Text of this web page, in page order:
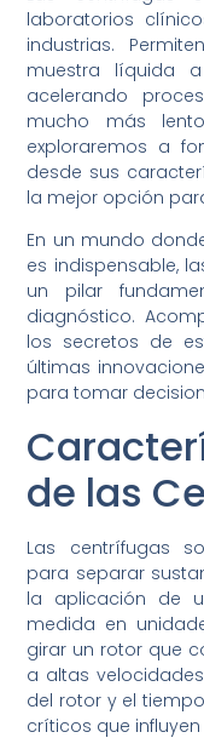
laboratorios
industrias.
muestra líquida
acelerando
mucho más
exploraremos a
desde sus
la mejor opción
En un mundo
es indispensable,
un pilar
diagnóstico.
los secretos de
últimas
para tomar
de las
Las centrífugas
para separar
la aplicación de
medida en
girar un rotor que
a altas
del rotor y el
críticos que